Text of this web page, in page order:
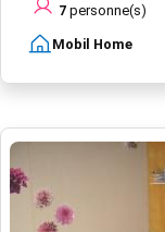
7 personne(s)
Mobil Home